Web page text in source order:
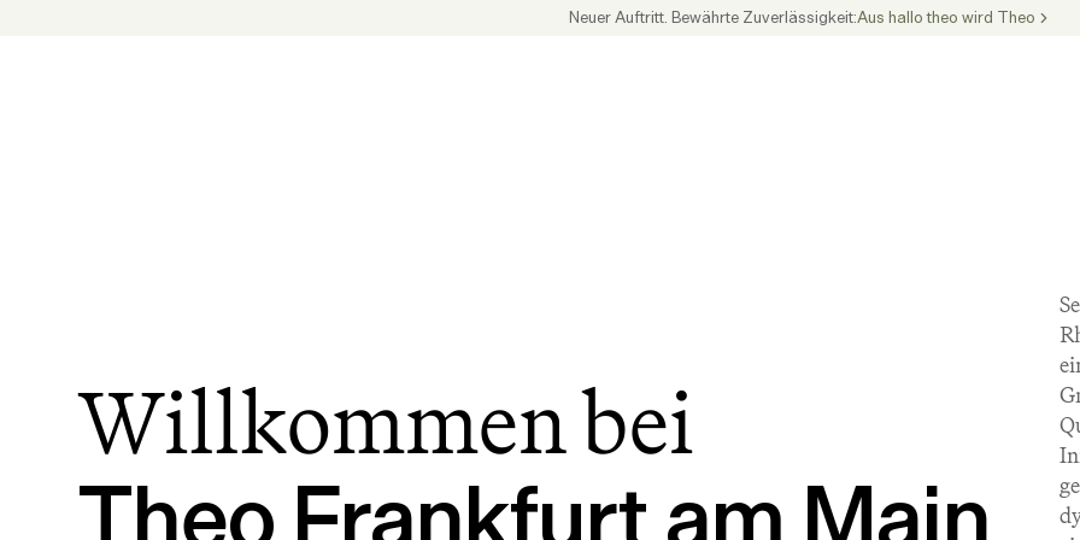
Willkommen bei
Theo Frankfurt am Main
Neuer Auftritt. Bewährte Zuverlässigkeit:Aus hallo theo wird Theo